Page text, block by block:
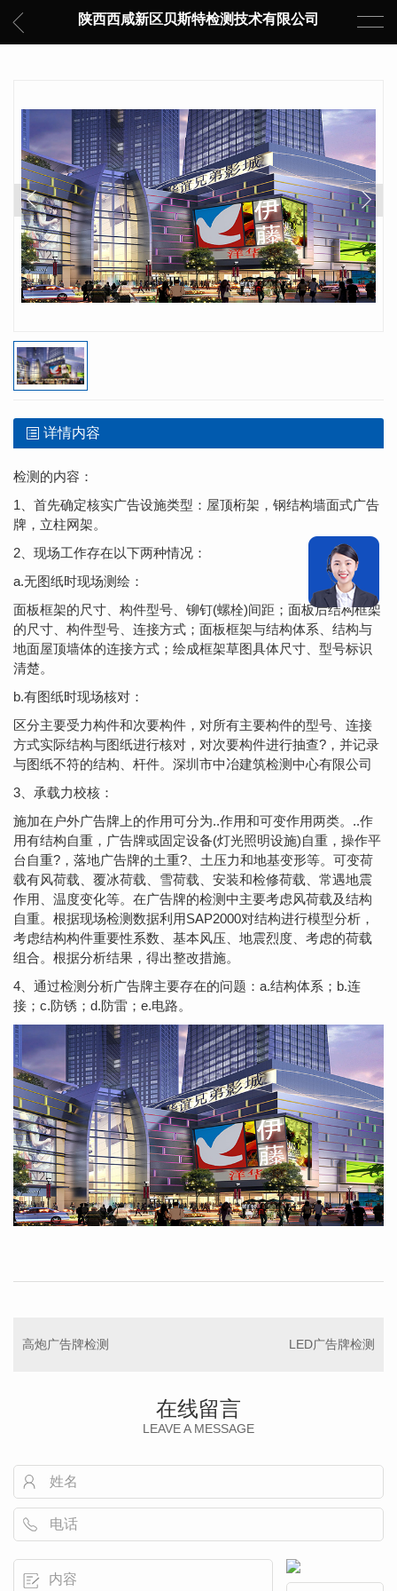
陕西西咸新区贝斯特检测技术有限公司
详情内容
检测的内容：
1、首先确定核实广告设施类型：屋顶桁架，钢结构墙面式广告
牌，立柱网架。
2、现场工作存在以下两种情况：
a.无图纸时现场测绘：
面板框架的尺寸、构件型号、铆钉(螺栓)间距；面板后结构框架
的尺寸、构件型号、连接方式；面板框架与结构体系、结构与
地面屋顶墙体的连接方式；绘成框架草图具体尺寸、型号标识
清楚。
b.有图纸时现场核对：
区分主要受力构件和次要构件，对所有主要构件的型号、连接
方式实际结构与图纸进行核对，对次要构件进行抽查?，并记录
与图纸不符的结构、杆件。深圳市中冶建筑检测中心有限公司
3、承载力校核：
施加在户外广告牌上的作用可分为..作用和可变作用两类。..作
用有结构自重，广告牌或固定设备(灯光照明设施)自重，操作平
台自重?，落地广告牌的土重?、土压力和地基变形等。可变荷
载有风荷载、覆冰荷载、雪荷载、安装和检修荷载、常遇地震
作用、温度变化等。在广告牌的检测中主要考虑风荷载及结构
自重。根据现场检测数据利用SAP2000对结构进行模型分析，
考虑结构构件重要性系数、基本风压、地震烈度、考虑的荷载
组合。根据分析结果，得出整改措施。
4、通过检测分析广告牌主要存在的问题：a.结构体系；b.连
接；c.防锈；d.防雷；e.电路。
高炮广告牌检测 LED广告牌检测
在线留言
LEAVE A MESSAGE